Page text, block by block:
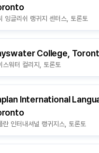
잉글리쉬 랭귀지 센터스, 토론토
College,
스워터 컬리지, 토론토
International
란 인터내셔널 랭귀지스, 토론토